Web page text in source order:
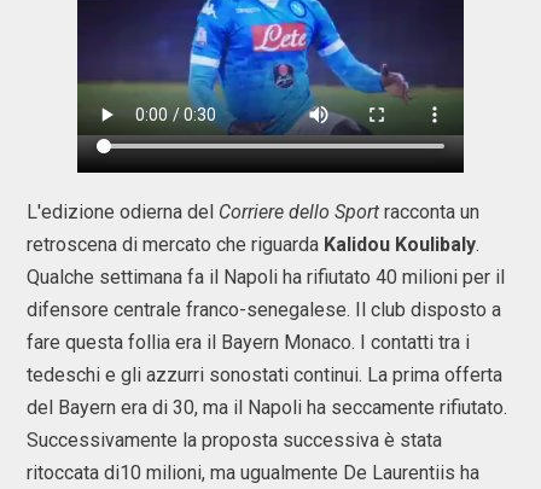
L'edizione odierna del Corriere dello Sport racconta un
retroscena di mercato che riguarda Kalidou Koulibaly.
Qualche settimana fa il Napoli ha rifiutato 40 milioni per il
difensore centrale franco-senegalese. Il club disposto a
fare questa follia era il Bayern Monaco. I contatti tra i
tedeschi e gli azzurri sonostati continui. La prima offerta
del Bayern era di 30, ma il Napoli ha seccamente rifiutato.
Successivamente la proposta successiva è stata
ritoccata di10 milioni, ma ugualmente De Laurentiis ha